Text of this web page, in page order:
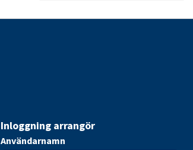
Inloggning arrangör
Användarnamn